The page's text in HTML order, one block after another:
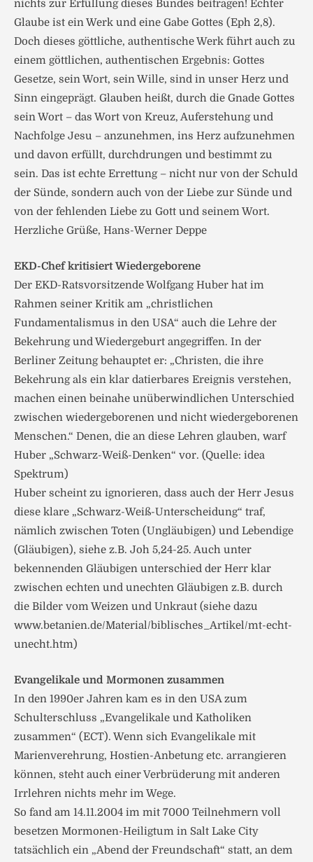
nichts zur Erfüllung dieses Bundes beitragen! Echter
Glaube ist ein Werk und eine Gabe Gottes (Eph 2,8).
Doch dieses göttliche, authentische Werk führt auch zu
einem göttlichen, authentischen Ergebnis: Gottes
Gesetze, sein Wort, sein Wille, sind in unser Herz und
Sinn eingeprägt. Glauben heißt, durch die Gnade Gottes
sein Wort – das Wort von Kreuz, Auferstehung und
Nachfolge Jesu – anzunehmen, ins Herz aufzunehmen
und davon erfüllt, durchdrungen und bestimmt zu
sein. Das ist echte Errettung – nicht nur von der Schuld
der Sünde, sondern auch von der Liebe zur Sünde und
von der fehlenden Liebe zu Gott und seinem Wort.
Herzliche Grüße, Hans-Werner Deppe
EKD-Chef kritisiert Wiedergeborene
Der EKD-Ratsvorsitzende Wolfgang Huber hat im
Rahmen seiner Kritik am „christlichen
Fundamentalismus in den USA“ auch die Lehre der
Bekehrung und Wiedergeburt angegriffen. In der
Berliner Zeitung behauptet er: „Christen, die ihre
Bekehrung als ein klar datierbares Ereignis verstehen,
machen einen beinahe unüberwindlichen Unterschied
zwischen wiedergeborenen und nicht wiedergeborenen
Menschen.“ Denen, die an diese Lehren glauben, warf
Huber „Schwarz-Weiß-Denken“ vor. (Quelle: idea
Spektrum)
Huber scheint zu ignorieren, dass auch der Herr Jesus
diese klare „Schwarz-Weiß-Unterscheidung“ traf,
nämlich zwischen Toten (Ungläubigen) und Lebendige
(Gläubigen), siehe z.B. Joh 5,24-25. Auch unter
bekennenden Gläubigen unterschied der Herr klar
zwischen echten und unechten Gläubigen z.B. durch
die Bilder vom Weizen und Unkraut (siehe dazu
www.betanien.de/Material/biblisches_Artikel/mt-echt-
unecht.htm)
Evangelikale und Mormonen zusammen
In den 1990er Jahren kam es in den USA zum
Schulterschluss „Evangelikale und Katholiken
zusammen“ (ECT). Wenn sich Evangelikale mit
Marienverehrung, Hostien-Anbetung etc. arrangieren
können, steht auch einer Verbrüderung mit anderen
Irrlehren nichts mehr im Wege.
So fand am 14.11.2004 im mit 7000 Teilnehmern voll
besetzen Mormonen-Heiligtum in Salt Lake City
tatsächlich ein „Abend der Freundschaft“ statt, an dem